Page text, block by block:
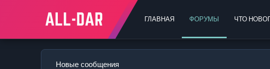
ГЛАВНАЯ ФОРУМЫ ЧТО
Новые сообщения